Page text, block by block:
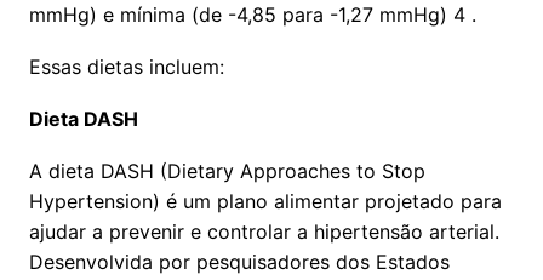
mmHg) e mínima (de -4,85 para -1,27 mmHg) 4 .
Essas dietas incluem:
Dieta DASH
A dieta DASH (Dietary Approaches to Stop
Hypertension) é um plano alimentar projetado para
ajudar a prevenir e controlar a hipertensão arterial.
Desenvolvida por pesquisadores dos Estados